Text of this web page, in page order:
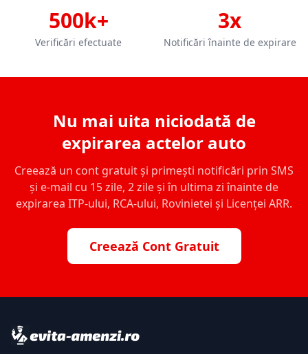
500k+
Verificări efectuate
3x
Notificări înainte de expirare
Nu mai uita niciodată de
expirarea actelor auto
Creează un cont gratuit și primești notificări prin SMS
și e-mail cu 15 zile, 2 zile și în ultima zi înainte de
expirarea ITP-ului, RCA-ului, Rovinietei și Licenței ARR.
Creează Cont Gratuit